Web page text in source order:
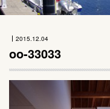
2015.12.04
oo-33033